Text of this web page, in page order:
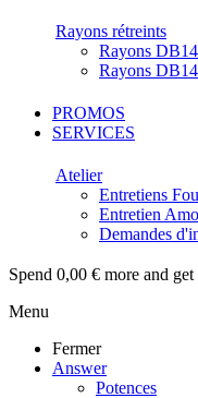
Rayons rétreints
Rayons DB14
Rayons
PROMOS
SERVICES
Atelier
Entretiens
Entretien
Demandes
Spend 0,00 € more and
Menu
Fermer
Answer
Potences